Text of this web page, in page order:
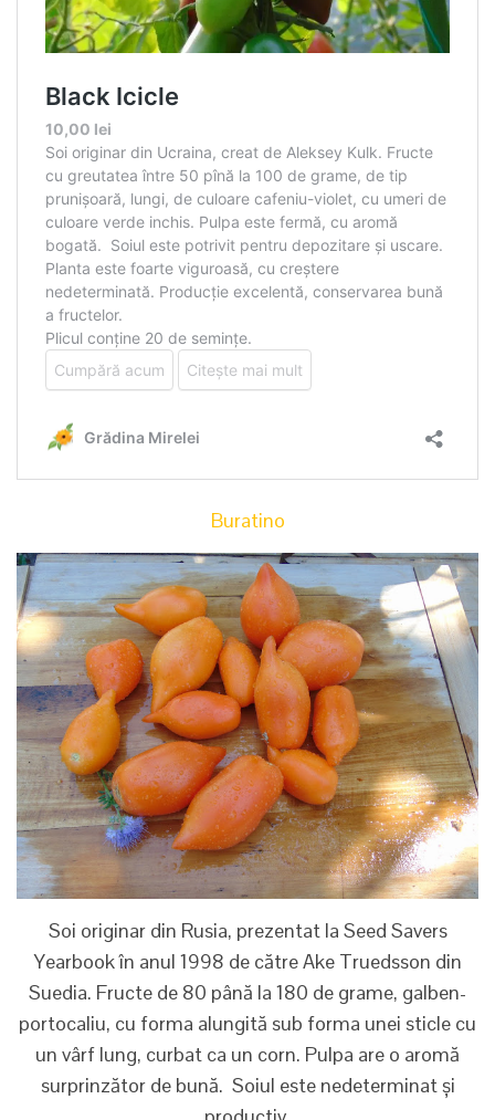
Buratino
Soi originar din Rusia, prezentat la Seed Savers
Yearbook în anul 1998 de către Ake Truedsson din
Suedia. Fructe de 80 până la 180 de grame, galben-
portocaliu, cu forma alungită sub forma unei sticle cu
un vârf lung, curbat ca un corn. Pulpa are o aromă
surprinzător de bună. Soiul este nedeterminat și